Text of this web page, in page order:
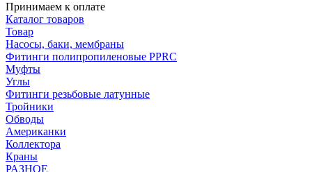
Принимаем к оплате
Каталог товаров
Товар
Насосы, баки, мембраны
Фитинги полипропиленовые PPRC
Муфты
Углы
Фитинги резьбовые латунные
Тройники
Обводы
Американки
Коллектора
Краны
РАЗНОЕ